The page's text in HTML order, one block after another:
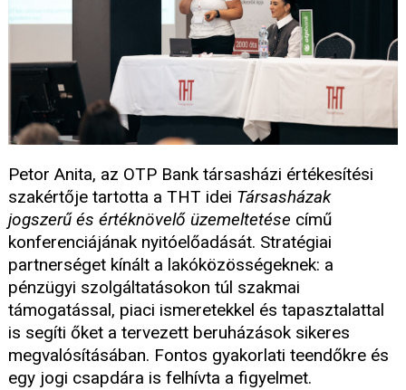
Petor Anita, az OTP Bank társasházi értékesítési
szakértője tartotta a THT idei Társasházak
jogszerű és értéknövelő üzemeltetése című
konferenciájának nyitóelőadását. Stratégiai
partnerséget kínált a lakóközösségeknek: a
pénzügyi szolgáltatásokon túl szakmai
támogatással, piaci ismeretekkel és tapasztalattal
is segíti őket a tervezett beruházások sikeres
megvalósításában. Fontos gyakorlati teendőkre és
egy jogi csapdára is felhívta a figyelmet.